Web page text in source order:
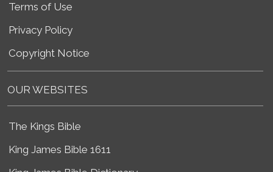
Terms of Use
Privacy Policy
Copyright Notice
OUR WEBSITES
The Kings Bible
King James Bible 1611